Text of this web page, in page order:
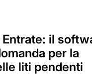
il
per la
liti pendenti